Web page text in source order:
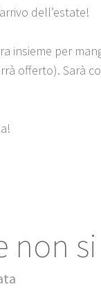
dell’estate!
insieme per
offerto). Sarà
non